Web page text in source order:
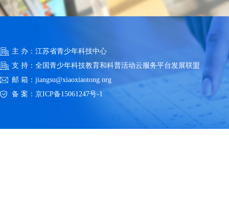
主 办：江苏省青少年科技中心
支 持：全国青少年科技教育和科普活动云服务平台发展联盟
邮 箱：jiangsu@xiaoxiaotong.org
备 案： 京ICP备15061247号-1